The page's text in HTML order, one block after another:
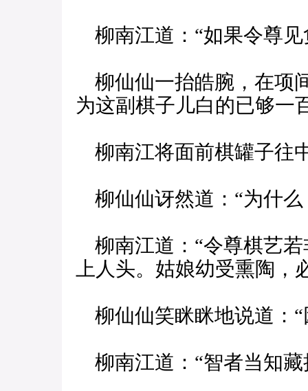
柳南江道：“如果令尊见
柳仙仙一抬皓腕，在项
为这副棋子儿白的已够一
柳南江将面前棋罐子往
柳仙仙讶然道：“为什么
柳南江道：“令尊棋艺
上人头。姑娘幼受熏陶
柳仙仙笑眯眯地说道：“
柳南江道：“智者当知藏